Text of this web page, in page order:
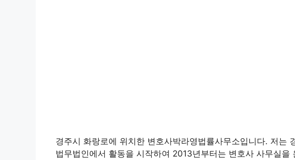
경주시 화랑로에 위치한 변호사박라영법률사무소입니다. 저는
법무법인에서 활동을 시작하여 2013년부터는 변호사 사무실을